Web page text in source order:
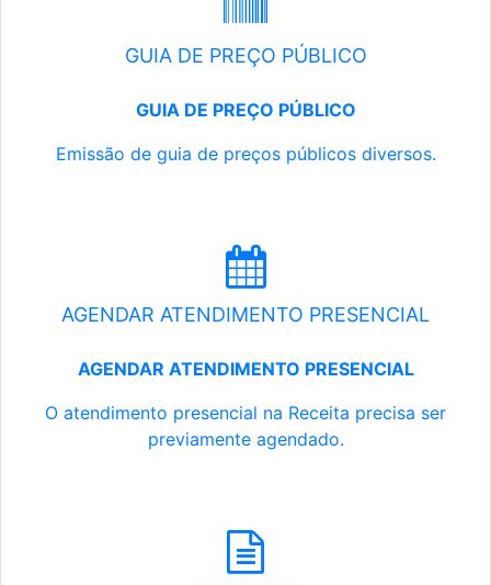
GUIA DE PREÇO PÚBLICO
GUIA DE PREÇO PÚBLICO
Emissão de guia de preços públicos diversos.
AGENDAR ATENDIMENTO PRESENCIAL
AGENDAR ATENDIMENTO PRESENCIAL
O atendimento presencial na Receita precisa ser
previamente agendado.